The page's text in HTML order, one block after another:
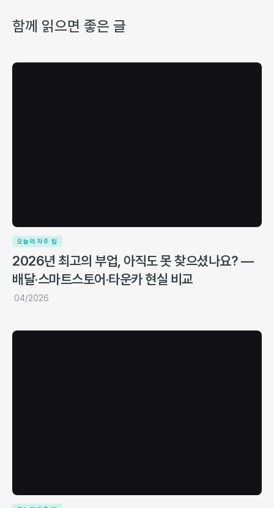
함께 읽으면 좋은 글
오늘의 차주 팁
2026년 최고의 부업, 아직도 못 찾으셨나요? —
배달·스마트스토어·타운카 현실 비교
04/2026